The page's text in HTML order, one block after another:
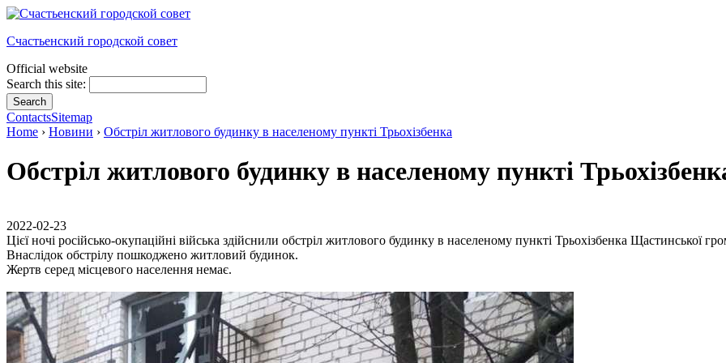
Счастьенский городской совет
Official website
Search this site:
ContactsSitemap
Home › Новини › Обстріл житлового будинку в населеному пункті Трьохізбенка
Обстріл житлового будинку в населеному пункті
2022-02-23
Цієї ночі російсько-окупаційні війська здійснили обстріл житлового будинку в населеному пункті Трьохізбенка Щастинської
Внаслідок обстрілу пошкоджено житловий будинок.
Жертв серед місцевого населення немає.